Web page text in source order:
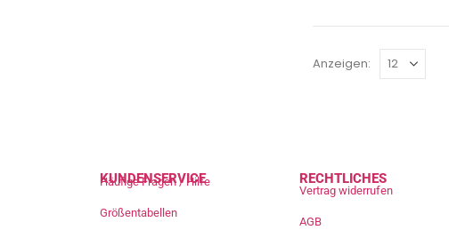
Anzeigen:
KUNDENSERVICE
Häufige Fragen / Hilfe
Größentabellen
RECHTLICHES
Vertrag widerrufen
AGB